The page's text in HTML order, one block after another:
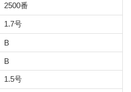
2500番
1.7号
B
B
1.5号